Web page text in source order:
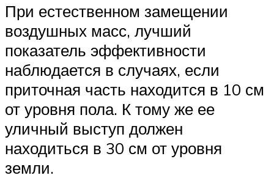
При естественном замещении
воздушных масс, лучший
показатель эффективности
наблюдается в случаях, если
приточная часть находится в 10 см
от уровня пола. К тому же ее
уличный выступ должен
находиться в 30 см от уровня
земли.